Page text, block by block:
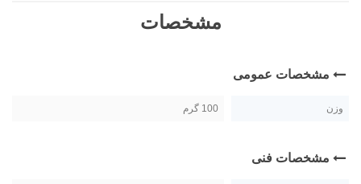
مشخصات
مشخصات عمومی
وزن 100 گرم
مشخصات فنی